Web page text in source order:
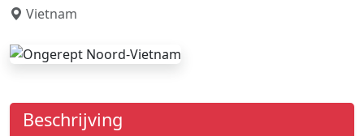
Vietnam
Beschrijving